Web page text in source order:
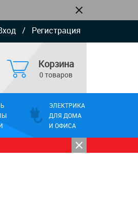
/ Регистрация
Корзина
0 товаров
ЭЛЕКТРИКА
ДЛЯ ДОМА
И ОФИСА